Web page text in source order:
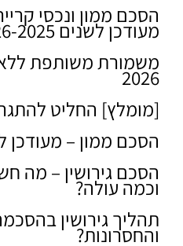
הסכם ממון ונכסי
מעודכן לשנים 2026-2025
משמורת משותפת
2026
[מומלץ] החליט
הסכם ממון – מעודכן לשנים
הסכם גירושין – מה
וכמה עולה?
תהליך גירושין
והחסרונות?